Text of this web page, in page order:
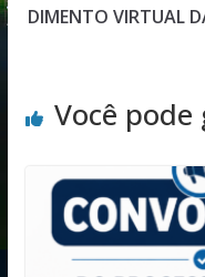
DIMENTO VIRTUAL
Você